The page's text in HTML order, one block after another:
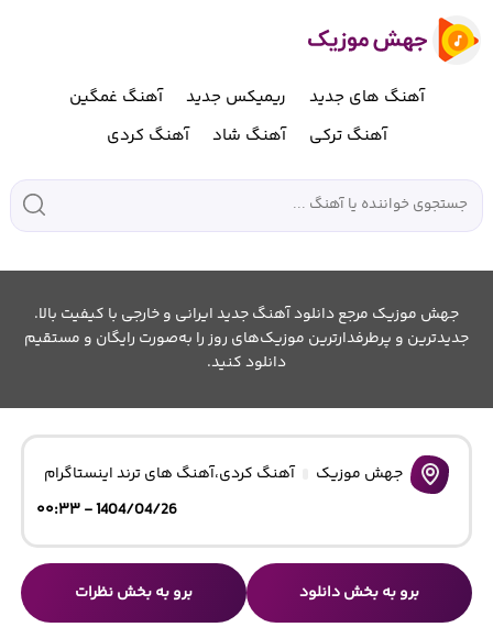
آهنگ های جدید ریمیکس جدید
آهنگ غمگین
آهنگ ترکی
آهنگ شاد آهنگ کردی
جهش موزیک مرجع دانلود آهنگ جدید ایرانی و خارجی با کیفیت بالا.
جدیدترین و پرطرفدارترین موزیک‌های روز را به‌صورت رایگان و مستقیم
دانلود کنید.
جهش موزیک آهنگ کردی،آهنگ های ترند اینستاگرام
1404/04/26 - ۰۰:۳۳
برو به بخش دانلود برو به بخش نظرات